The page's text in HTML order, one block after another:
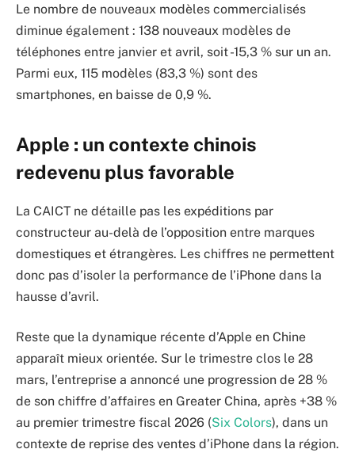
Le nombre de nouveaux modèles commercialisés
diminue également : 138 nouveaux modèles de
téléphones entre janvier et avril, soit -15,3 % sur un an.
Parmi eux, 115 modèles (83,3 %) sont des
smartphones, en baisse de 0,9 %.
Apple : un contexte chinois
redevenu plus favorable
La CAICT ne détaille pas les expéditions par
constructeur au-delà de l’opposition entre marques
domestiques et étrangères. Les chiffres ne permettent
donc pas d’isoler la performance de l’iPhone dans la
hausse d’avril.
Reste que la dynamique récente d’Apple en Chine
apparaît mieux orientée. Sur le trimestre clos le 28
mars, l’entreprise a annoncé une progression de 28 %
de son chiffre d’affaires en Greater China, après +38 %
au premier trimestre fiscal 2026 (Six Colors), dans un
contexte de reprise des ventes d’iPhone dans la région.